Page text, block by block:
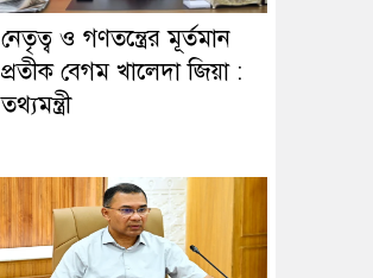
নেতৃত্ব ও গণতন্ত্রের মূর্তমান
প্রতীক বেগম খালেদা জিয়া :
তথ্যমন্ত্রী